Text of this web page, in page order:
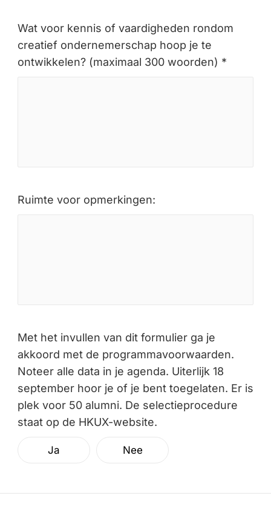
Wat voor kennis of vaardigheden rondom
creatief ondernemerschap hoop je te
ontwikkelen? (maximaal 300 woorden) *
Ruimte voor opmerkingen:
Met het invullen van dit formulier ga je
akkoord met de programmavoorwaarden.
Noteer alle data in je agenda. Uiterlijk 18
september hoor je of je bent toegelaten. Er is
plek voor 50 alumni. De selectieprocedure
staat op de HKUX-website.
Ja Nee